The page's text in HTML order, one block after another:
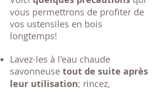
vous permettrons de profiter de
vos ustensiles en bois
longtemps!
Lavez-les à l'eau chaude
savonneuse tout de suite après
leur utilisation; rincez,